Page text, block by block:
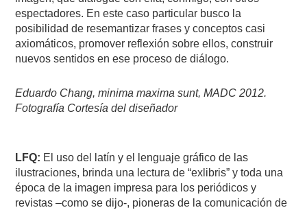
espectadores. En este caso particular busco la
posibilidad de resemantizar frases y conceptos casi
axiomáticos, promover reflexión sobre ellos, construir
nuevos sentidos en ese proceso de diálogo.
Eduardo Chang, minima maxima sunt, MADC 2012.
Fotografía Cortesía del diseñador
LFQ: El uso del latín y el lenguaje gráfico de las
ilustraciones, brinda una lectura de “exlibris” y toda una
época de la imagen impresa para los periódicos y
revistas –como se dijo-, pioneras de la comunicación de